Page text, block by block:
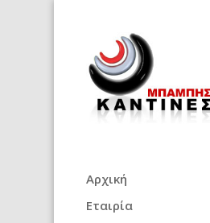
Αρχική
Εταιρία